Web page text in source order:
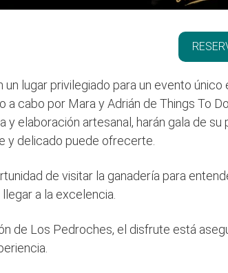
un lugar privilegiado para un evento
a cabo por Mara y Adrián de Things To
elaboración artesanal, harán gala de
y delicado puede ofrecerte.
de visitar la ganadería para
a la excelencia.
de Los Pedroches, el disfrute está